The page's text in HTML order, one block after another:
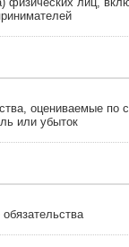
оцениваемые по
или убыток